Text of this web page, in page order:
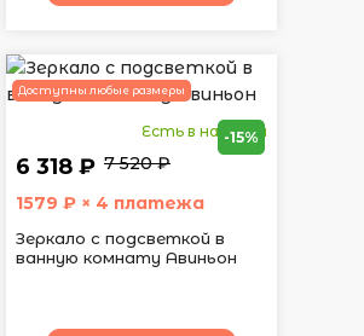
Доступны любые размеры
Есть в наличии
6 318 ₽ 7 520 ₽
-15%
1579 ₽ × 4 платежа
Зеркало с подсветкой в
ванную комнату Авиньон